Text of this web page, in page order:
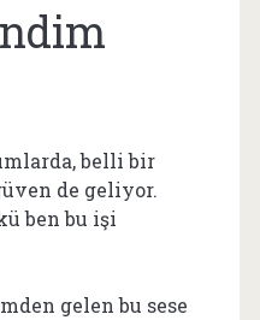
belli bir
de geliyor.
ben bu işi
gelen bu sese